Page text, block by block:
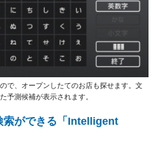
で、オープンしたてのお店も探せます。文
予測候補が表示されます。
索ができる「Intelligent